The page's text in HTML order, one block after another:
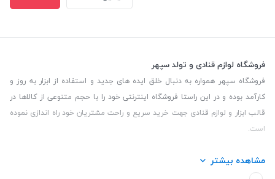
فروشگاه لوازم قنادی و تولد سپهر
فروشگاه سپهر همواره به دنبال خلق ایده های جدید و استفاده از ابزار به روز و
کارآمد بوده و در این راستا فروشگاه اینترنتی خود را با حجم متنوعی از کالاها در
قالب ابزار و لوازم قنادی جهت خرید سریع و راحت مشتریان خود راه اندازی نموده
است.
این فروشگاه تمام تلاش خود را نموده تا کالاهایی با کیفیت و با حداقل قیمت
عرضه نماید.
مشاهده بیشتر